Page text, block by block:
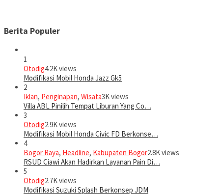
Berita Populer
1
Otodig4.2K views
Modifikasi Mobil Honda Jazz Gk5
2
Iklan, Penginapan, Wisata3K views
Villa ABL Pinilih Tempat Liburan Yang Co…
3
Otodig2.9K views
Modifikasi Mobil Honda Civic FD Berkonse…
4
Bogor Raya, Headline, Kabupaten Bogor2.8K views
RSUD Ciawi Akan Hadirkan Layanan Pain Di…
5
Otodig2.7K views
Modifikasi Suzuki Splash Berkonsep JDM